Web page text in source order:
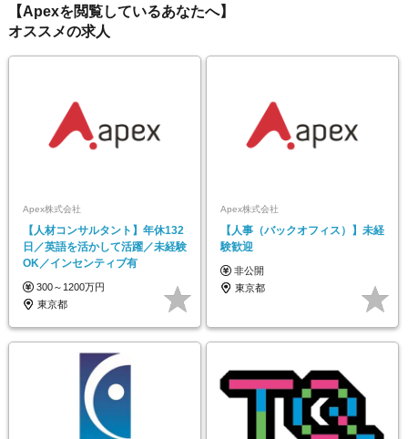
【Apexを閲覧しているあなたへ】
オススメの求人
Apex株式会社
【人材コンサルタント】年休132
日／英語を活かして活躍／未経験
OK／インセンティブ有
300～1200万円
東京都
Apex株式会社
【人事（バックオフィス）】未経
験歓迎
非公開
東京都